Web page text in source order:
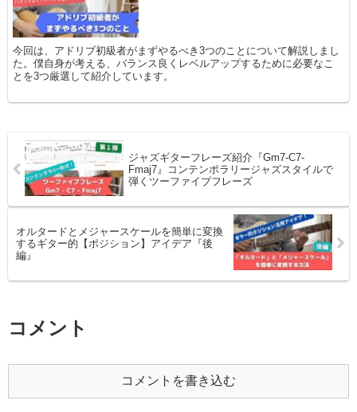
今回は、アドリブ初級者がまずやるべき3つのことについて解説しまし
た。僕自身が考える、バランス良くレベルアップするために必要なこ
とを3つ厳選して紹介しています。
ジャズギターフレーズ紹介『Gm7-C7-
Fmaj7』コンテンポラリージャズスタイルで
弾くツーファイブフレーズ
オルタードとメジャースケールを簡単に変換
するギター的【ポジション】アイデア『後
編』
コメント
コメントを書き込む